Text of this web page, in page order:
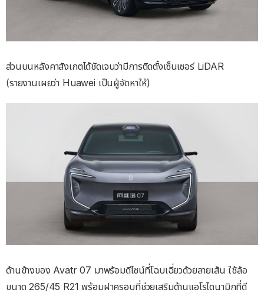
ส่วนบนหลังคาสังเกตได้ชัดเจนว่ามีการติดตั้งเซ็นเซอร์ LiDAR
(รายงานเผยว่า Huawei เป็นผู้จัดหาให้)
ด้านข้างของ Avatr 07 มาพร้อมดีไซน์ที่โฉบเฉี่ยวด้วยลายเส้น ใช้ล้อ
ขนาด 265/45 R21 พร้อมฝาครอบที่ช่วยเสริมด้านแอโรไดนามิกที่ดี